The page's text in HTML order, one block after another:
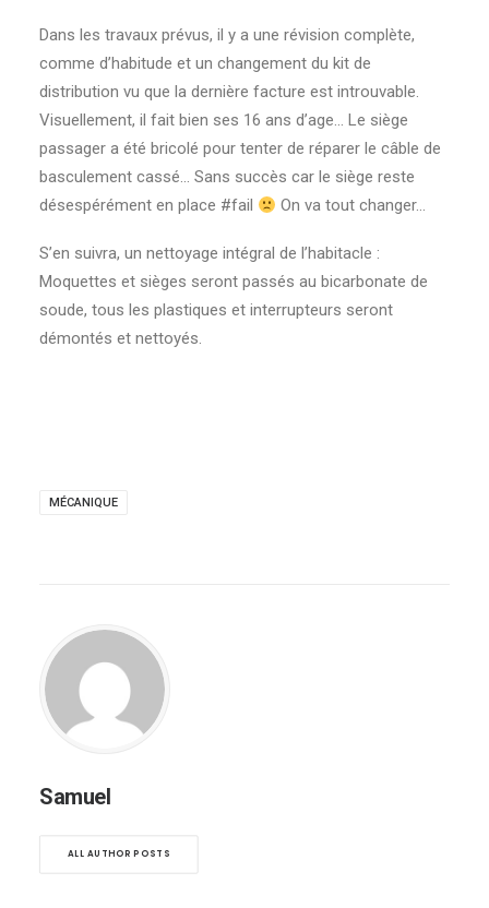
Dans les travaux prévus, il y a une révision complète,
comme d’habitude et un changement du kit de
distribution vu que la dernière facture est introuvable.
Visuellement, il fait bien ses 16 ans d’age… Le siège
passager a été bricolé pour tenter de réparer le câble de
basculement cassé… Sans succès car le siège reste
désespérément en place #fail
On va tout changer…
S’en suivra, un nettoyage intégral de l’habitacle :
Moquettes et sièges seront passés au bicarbonate de
soude, tous les plastiques et interrupteurs seront
démontés et nettoyés.
MÉCANIQUE
Samuel
ALL AUTHOR POSTS